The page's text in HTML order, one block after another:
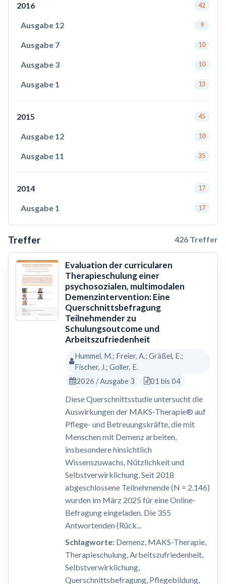
2016 42
Ausgabe 12 9
Ausgabe 7 10
Ausgabe 3 10
Ausgabe 1 13
2015 45
Ausgabe 12 10
Ausgabe 11 35
2014 17
Ausgabe 1 17
Treffer 426 Treffer
Evaluation der curricularen
Therapieschulung einer
psychosozialen, multimodalen
Demenzintervention: Eine
Querschnittsbefragung
Teilnehmender zu
Schulungsoutcome und
Arbeitszufriedenheit
Hummel, M.; Freier, A.; Gräßel, E.;
Fischer, J.; Goller, E.
2026 / Ausgabe 3
01 bis 04
Diese Querschnittsstudie untersucht die
Auswirkungen der MAKS-Therapie® auf
Pflege- und Betreuungskräfte, die mit
Menschen mit Demenz arbeiten,
insbesondere hinsichtlich
Wissenszuwachs, Nützlichkeit und
Selbstverwirklichung. Seit 2018
abgeschlossene Teilnehmende (N = 2.146)
wurden im März 2025 für eine Online-
Befragung eingeladen. Die 355
Antwortenden (Rück...
Schlagworte:Demenz, MAKS-Therapie,
Therapieschulung, Arbeitszufriedenheit,
Selbstverwirklichung,
Querschnittsbefragung, Pflegebildung,